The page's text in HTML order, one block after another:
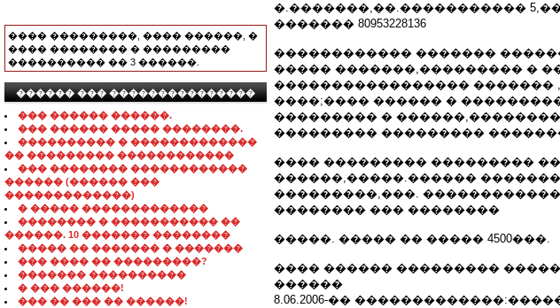
���� ���������, ���� ������, �
���� �������� � ���������
���������� �� 3 ������.
������ ��� ���������������
��� ������ ������.
��� ������ ����� ��������.
���������� � �������������
�� ��������� ������������
��� �������� ������������
������ (������ ���
�������������)
� ����� �������������
�������� � ����������� ��
������. 10 ������� ��������
����� �� ������� � �������
��� ���� �� ���������?
������� ����������
� ��� ������!
��� �� ��� �� ������!
�.�������,��.�����������
������� 80953228136
������������ �������
����� �������,��������� �
����������������� �������
����;���� ������ �
��������� �
��������� ���������
���� ��������� ���������
������,�����.������
���������,���.
�������� ��� ��������
�����. ����� �� ����� 4500���.
���� ������ ���������
������
8.06.2006-��